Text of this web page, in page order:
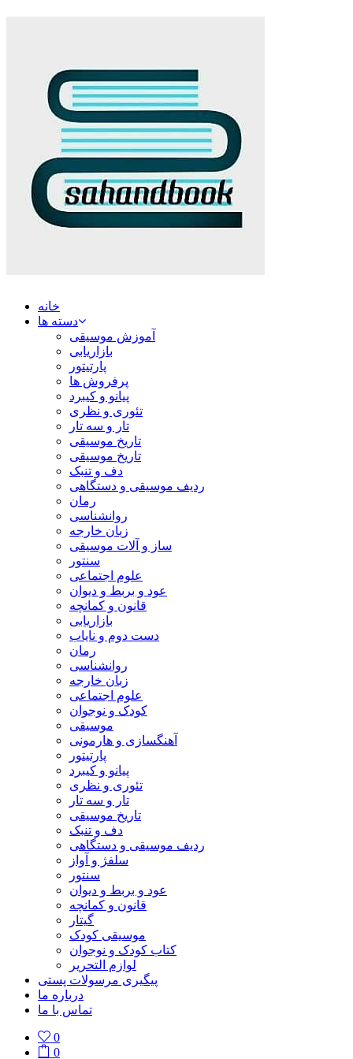
خانه
دسته ها
آموزش موسیقی
بازاریابی
پارتیتور
پرفروش ها
پیانو و کیبرد
تئوری و نظری
تار و سه تار
تاریخ موسیقی
تاریخ موسیقی
دف و تنبک
ردیف موسیقی و دستگاهی
رمان
روانشناسی
زبان خارجه
ساز و آلات موسیقی
سنتور
علوم اجتماعی
عود و بربط و دیوان
قانون و کمانچه
بازاریابی
دست دوم و نایاب
رمان
روانشناسی
زبان خارجه
علوم اجتماعی
کودک و نوجوان
موسیقی
آهنگسازی و هارمونی
پارتیتور
پیانو و کیبرد
تئوری و نظری
تار و سه تار
تاریخ موسیقی
دف و تنبک
ردیف موسیقی و دستگاهی
سلفژ و آواز
سنتور
عود و بربط و دیوان
قانون و کمانچه
گیتار
موسیقی کودک
کتاب کودک و نوجوان
لوازم التحریر
پیگیری مرسولات پستی
درباره ما
تماس با ما
0
0